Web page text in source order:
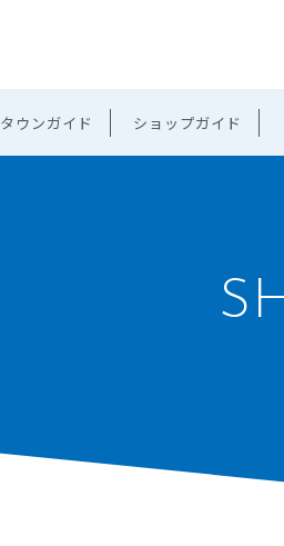
タウンガイド ショップガイド